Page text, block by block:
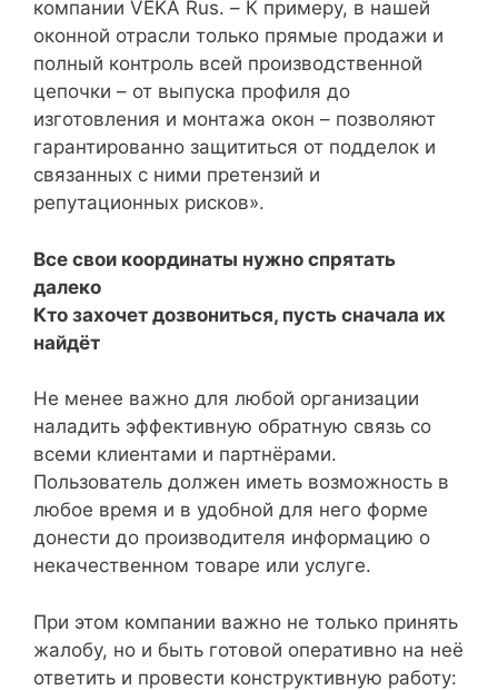
компании VEKA Rus. – К примеру, в нашей
оконной отрасли только прямые продажи и
полный контроль всей производственной
цепочки – от выпуска профиля до
изготовления и монтажа окон – позволяют
гарантированно защититься от подделок и
связанных с ними претензий и
репутационных рисков».
Все свои координаты нужно спрятать
далеко
Кто захочет дозвониться, пусть сначала их
найдёт
Не менее важно для любой организации
наладить эффективную обратную связь со
всеми клиентами и партнёрами.
Пользователь должен иметь возможность в
любое время и в удобной для него форме
донести до производителя информацию о
некачественном товаре или услуге.
При этом компании важно не только принять
жалобу, но и быть готовой оперативно на неё
ответить и провести конструктивную работу: